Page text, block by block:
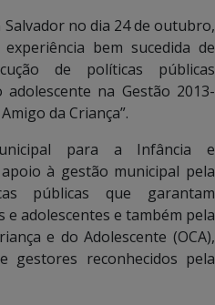
no dia 24 de outubro,
bem sucedida de
de políticas públicas
na Gestão 2013-
da Criança”.
para a Infância e
à gestão municipal pela
públicas que garantam
adolescentes e também pela
e do Adolescente (OCA),
gestores reconhecidos pela